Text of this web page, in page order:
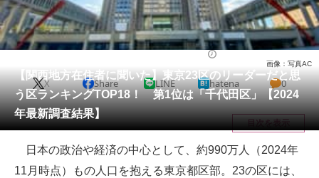
住まい 教育・育児
動物 リサーチ
会員記事
メディア
注目記事を集めた総合ページ
ITの今と未来を見通す
【関西地方在住者に聞いた】東京23区のリーダーだと思
う区ランキングTOP18！ 第1位は「千代田区」【2024
年最新調査結果】
画像：写真AC
X Share LINE hatena 0
目次を表示
日本の政治や経済の中心として、約990万人（2024年
11月時点）もの人口を抱える東京都区部。23の区には、